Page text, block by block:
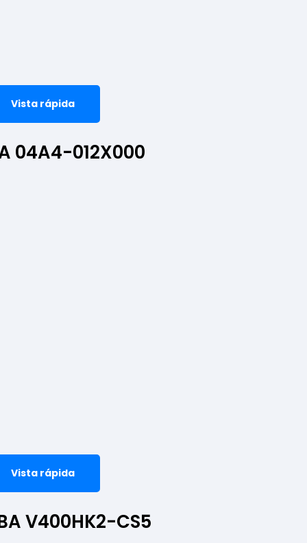
Vista rápida
04A4-012X000
Vista rápida
V400HK2-CS5